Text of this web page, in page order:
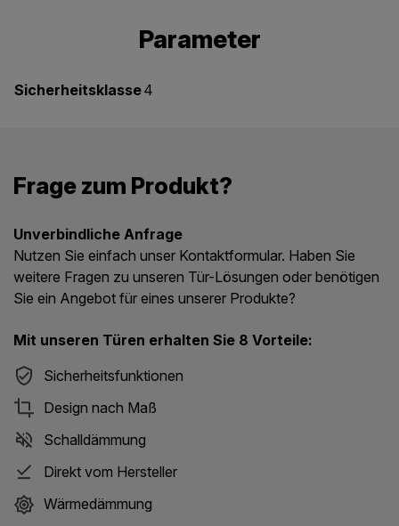
Parameter
Sicherheitsklasse4
Frage zum Produkt?
Unverbindliche Anfrage
Nutzen Sie einfach unser Kontaktformular. Haben Sie
weitere Fragen zu unseren Tür-Lösungen oder benötigen
Sie ein Angebot für eines unserer Produkte?
Mit unseren Türen erhalten Sie 8 Vorteile:
Sicherheitsfunktionen
Design nach Maß
Schalldämmung
Direkt vom Hersteller
Wärmedämmung